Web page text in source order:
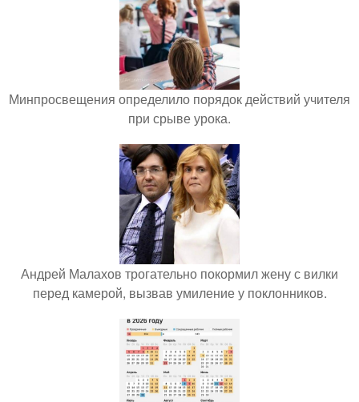
Минпросвещения определило порядок действий учителя
при срыве урока.
Андрей Малахов трогательно покормил жену с вилки
перед камерой, вызвав умиление у поклонников.